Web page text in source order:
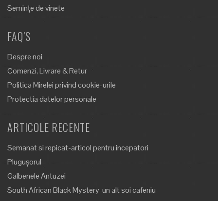
Semințe de vinete
FAQ’S
Despre noi
Comenzi, Livrare & Retur
Politica Mirelei privind cookie-urile
Protectia datelor personale
ARTICOLE RECENTE
Semanat si repicat-articol pentru incepatori
Plugușorul
Galbenele Antuzei
South African Black Mystery-un alt soi cafeniu